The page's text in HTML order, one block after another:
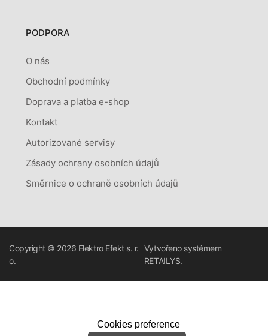
PODPORA
O nás
Obchodní podmínky
Doprava a platba e-shop
Kontakt
Autorizované servisy
Zásady ochrany osobních údajů
Směrnice o ochraně osobních údajů
Copyright © 2026 Elektro Efekt s. r.
o.
Vytvořeno systémem
RETAILYS.
Cookies preference